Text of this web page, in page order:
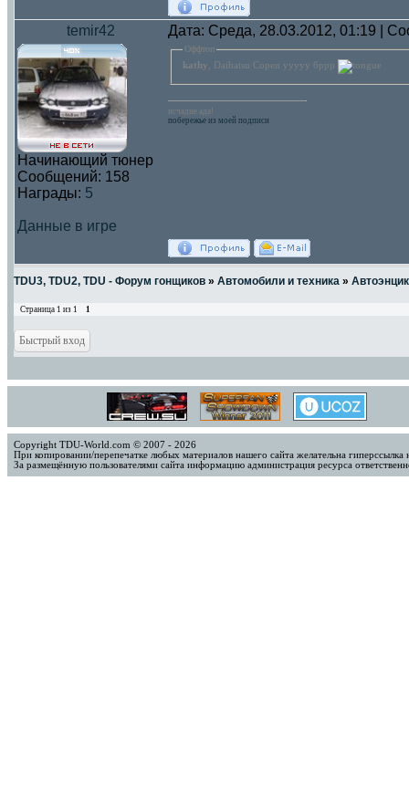
temir42 Дата: Среда, 28.03.2012, 01:19 |
Начинающий тюнер
Сообщений: 158
Награды: 5
Данные в игре
Оффтоп
kathy , Daihatsu Copen ууууу бррр
исчадие ада!
побережье из моей подписи
TDU3, TDU2, TDU - Форум гонщиков » Автомобили и техника »
Страница 1 из 1 1
Copyright TDU-World.com © 2007 - 2026
При копировании/перепечатке любых материалов нашего сайта желательна
За размещённую пользователями сайта информацию администрация ресурса